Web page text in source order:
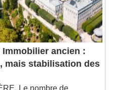
Immobilier ancien :
mais stabilisation des